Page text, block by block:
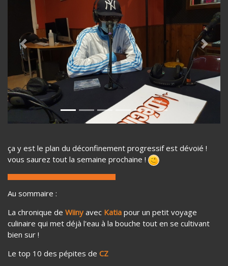
Previous Next
ça y est le plan du déconfinement progressif est dévoié !
vous saurez tout la semaine prochaine !
Au sommaire :
La chronique de Wiiny avec Katia pour un petit voyage
culinaire qui met déjà l'eau à la bouche tout en se cultivant
bien sur !
Le top 10 des pépites de CZ